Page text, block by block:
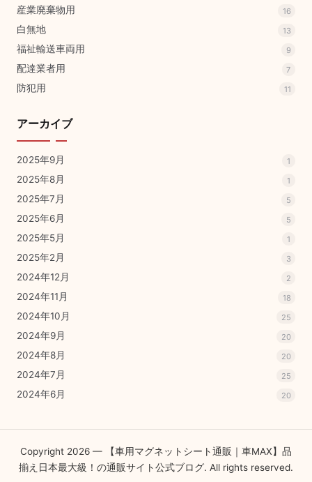
産業廃棄物用 16
白無地 13
福祉輸送車両用 9
配達業者用 7
防犯用 11
アーカイブ
2025年9月 1
2025年8月 1
2025年7月 5
2025年6月 5
2025年5月 1
2025年2月 3
2024年12月 2
2024年11月 18
2024年10月 25
2024年9月 20
2024年8月 20
2024年7月 25
2024年6月 20
Copyright 2026 — 【車用マグネットシート通販｜車MAX】品
揃え日本最大級！の通販サイト公式ブログ. All rights reserved.